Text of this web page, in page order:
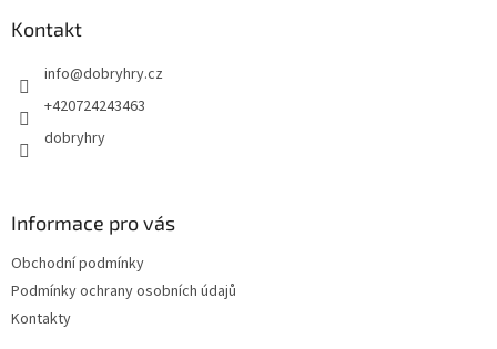
Kontakt
info@dobryhry.cz
+420724243463
dobryhry
Informace pro vás
Obchodní podmínky
Podmínky ochrany osobních údajů
Kontakty